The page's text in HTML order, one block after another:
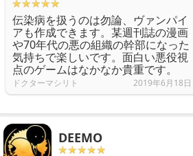
伝染病を扱うのは勿論、ヴァンパイ
アも作成できます。某週刊誌の漫画
や70年代の悪の組織の幹部になった
気持ちで楽しいです。面白い悪役視
点のゲームはなかなか貴重です。
ドクターマシリト 2019年6月18日
DEEMO